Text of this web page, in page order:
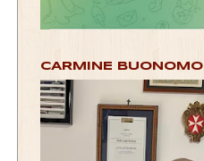
CARMINE BUONOMO